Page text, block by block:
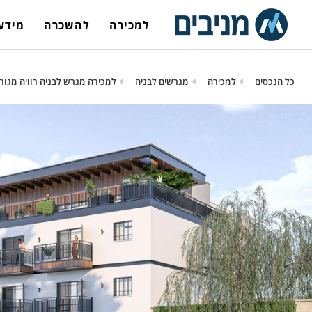
למכירה להשכרה
כל הנכסים למכירה מגרשים לבניה למכירה מגרש לבניה רוויה מגורים